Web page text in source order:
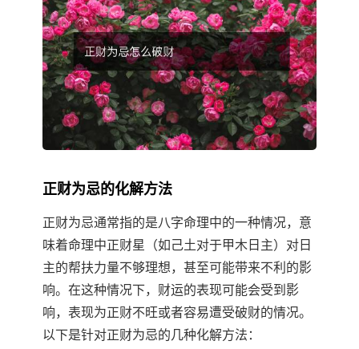
正财为忌的化解方法
正财为忌通常指的是八字命理中的一种情况，意
味着命理中正财星（如己土对于甲木日主）对日
主的帮扶力量不够理想，甚至可能带来不利的影
响。在这种情况下，财运的表现可能会受到影
响，表现为正财不旺或者容易遭受破财的情况。
以下是针对正财为忌的几种化解方法：